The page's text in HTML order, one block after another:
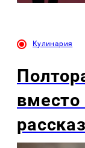
Кулинария
вместо